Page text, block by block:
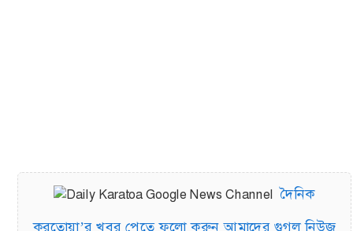
দৈনিক
করতোয়া’র খবর পেতে ফলো করুন আমাদের গুগল নিউজ